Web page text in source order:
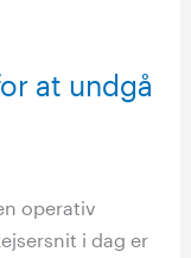
at undgå
operativ
i dag er